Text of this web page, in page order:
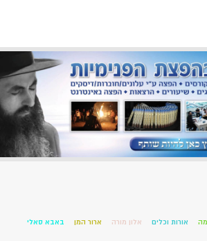
אורות וכלים אלון מורה ארור המן באבא סאלי